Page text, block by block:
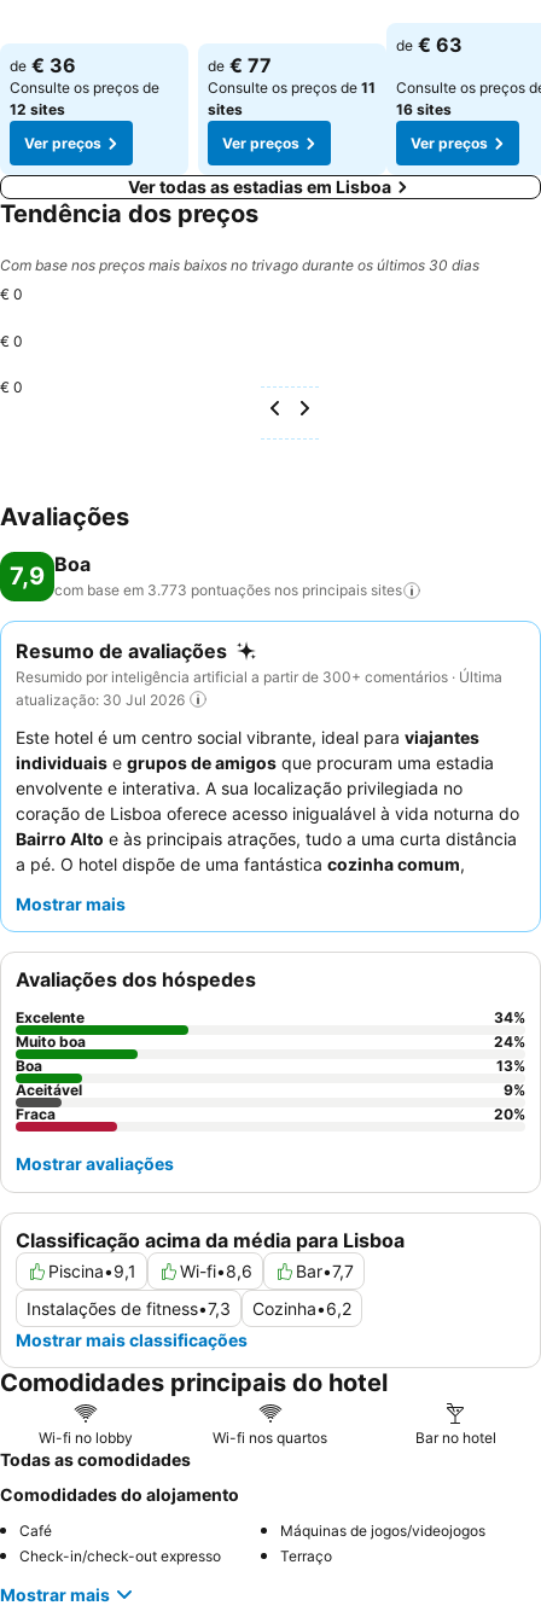
de € 36
Consulte os preços de
12 sites
Ver preços
de € 77
Consulte os preços de 11
sites
Ver preços
de € 63
Consulte os preços
16 sites
Ver preços
Ver todas as estadias em Lisboa
Tendência dos preços
Com base nos preços mais baixos no trivago durante os últimos 30 dias
€ 0
€ 0
€ 0
Avaliações
7,9 Boa
com base em 3.773 pontuações nos principais sites
Resumo de avaliações
Resumido por inteligência artificial a partir de 300+ comentários · Última
atualização: 30 Jul 2026
Este hotel é um centro social vibrante, ideal para viajantes
individuais e grupos de amigos que procuram uma estadia
envolvente e interativa. A sua localização privilegiada no
coração de Lisboa oferece acesso inigualável à vida noturna do
Bairro Alto e às principais atrações, tudo a uma curta distância
a pé. O hotel dispõe de uma fantástica cozinha comum,
refeições e socializarem. Os hóspedes elogiam
pequeno-almoço adequado e gratuito. Para aqueles que
procuram uma experiência mais tranquila, recomenda-se pedir
um quarto virado para o jardim.
Mostrar mais
Classificação acima da média para Lisboa
Piscina•9,1 Wi-fi•8,6 Bar•7,7
Instalações de fitness•7,3 Cozinha•6,2
Mostrar mais classificações
Avaliações dos hóspedes
Excelente 34%
Muito boa
24%
Boa
13%
Aceitável
9%
Fraca
20%
Mostrar avaliações
Comodidades principais do hotel
Wi-fi no lobby Wi-fi nos quartos Bar no hotel
Todas as comodidades
Comodidades do alojamento
Café
Máquinas de jogos/videojogos
Check-in/check-out expresso
Terraço
Mostrar mais